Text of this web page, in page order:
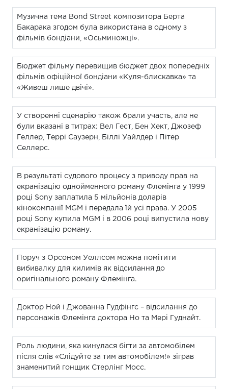
Музична тема Bond Street композитора Берта
Бакарака згодом була використана в одному з
фільмів бондіани, «Осьминожці».
Бюджет фільму перевищив бюджет двох попередніх
фільмів офіційної бондіани «Куля-блискавка» та
«Живеш лише двічі».
У створенні сценарію також брали участь, але не
були вказані в титрах: Вел Гест, Бен Хект, Джозеф
Геллер, Террі Саузерн, Біллі Уайлдер і Пітер
Селлерс.
В результаті судового процесу з приводу прав на
екранізацію однойменного роману Флемінга у 1999
році Sony заплатила 5 мільйонів доларів
кінокомпанії MGM і передала їй усі права. У 2005
році Sony купила MGM і в 2006 році випустила нову
екранізацію роману.
Поруч з Орсоном Уеллсом можна помітити
вибивалку для килимів як відсилання до
оригінального роману Флемінга.
Доктор Ной і Джованна Гудфінгс – відсилання до
персонажів Флемінга доктора Но та Мері Гуднайт.
Роль людини, яка кинулася бігти за автомобілем
після слів «Слідуйте за тим автомобілем!» зіграв
знаменитий гонщик Стерлінг Мосс.